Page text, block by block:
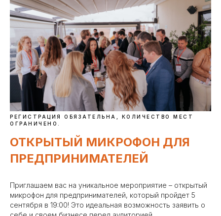
РЕГИСТРАЦИЯ ОБЯЗАТЕЛЬНА, КОЛИЧЕСТВО МЕСТ
ОГРАНИЧЕНО.
ОТКРЫТЫЙ МИКРОФОН ДЛЯ
ПРЕДПРИНИМАТЕЛЕЙ
Приглашаем вас на уникальное мероприятие – открытый
микрофон для предпринимателей, который пройдет 5
сентября в 19:00! Это идеальная возможность заявить о